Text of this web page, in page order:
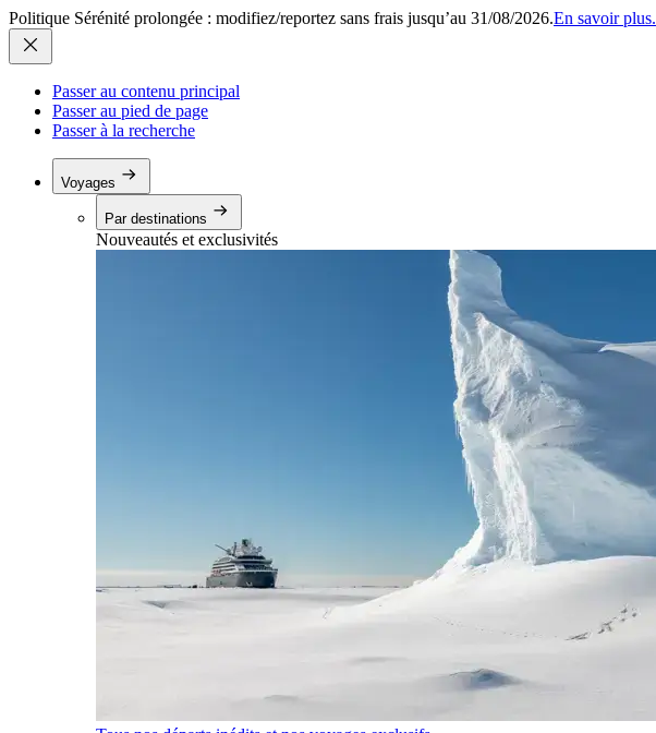
Politique Sérénité prolongée : modifiez/reportez sans frais jusqu’au 31/08/2026.En savoir plus.
Passer au contenu principal
Passer au pied de page
Passer à la recherche
Voyages
Par destinations
Nouveautés et exclusivités